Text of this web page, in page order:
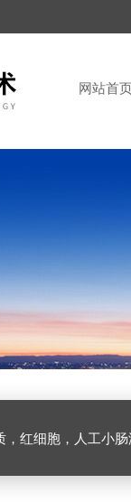
网站首
，红细胞，人工小